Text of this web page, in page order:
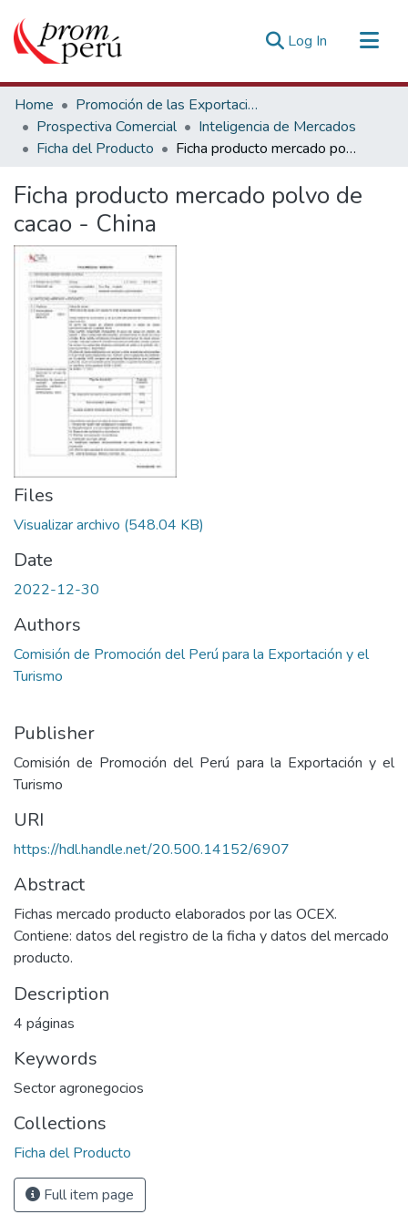
Log In (current)
Communities & Collections
All of DSpace
Statistics
Home
Promoción de las Exportaciones
Prospectiva Comercial
Inteligencia de Mercados
Ficha del Producto
Ficha producto mercado polvo de cacao - China
Ficha producto mercado polvo de
cacao - China
Files
Visualizar archivo (548.04 KB)
Date
2022-12-30
Authors
Comisión de Promoción del Perú para la Exportación y el
Turismo
Publisher
Comisión de Promoción del Perú para la Exportación y el
Turismo
URI
https://hdl.handle.net/20.500.14152/6907
Abstract
Fichas mercado producto elaborados por las OCEX.
Contiene: datos del registro de la ficha y datos del mercado
producto.
Description
4 páginas
Keywords
Sector agronegocios
Collections
Ficha del Producto
Full item page